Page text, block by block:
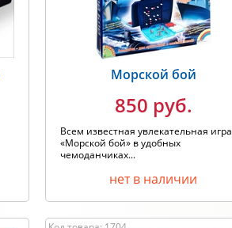
Морской бой
850 руб.
Всем известная увлекательная игра
«Морской бой» в удобных
чемоданчиках...
нет в наличии